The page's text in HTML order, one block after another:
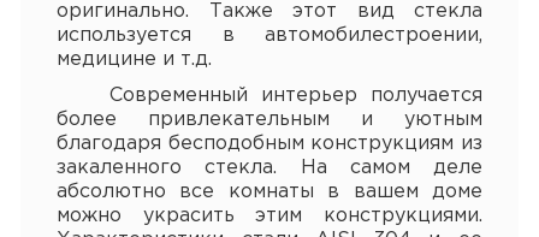
оригинально. Также этот вид стекла
используется в автомобилестроении,
медицине и т.д.
Современный интерьер получается
более привлекательным и уютным
благодаря бесподобным конструкциям из
закаленного стекла. На самом деле
абсолютно все комнаты в вашем доме
можно украсить этим конструкциями.